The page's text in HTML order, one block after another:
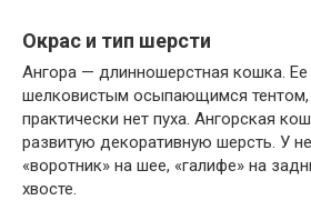
Окрас и тип шерсти
Ангора — длинношерстная кошка. Ее
шелковистым осыпающимся
практически нет пуха. Ангорская
развитую декоративную шерсть. У
«воротник» на шее, «галифе» на
хвосте.